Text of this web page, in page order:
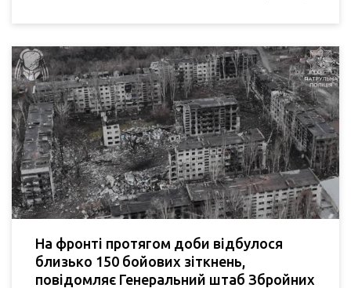
На фронті протягом доби відбулося
близько 150 бойових зіткнень,
повідомляє Генеральний штаб Збройних